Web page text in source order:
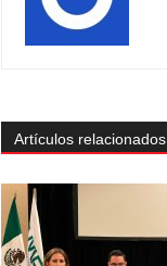
Artículos relacionados